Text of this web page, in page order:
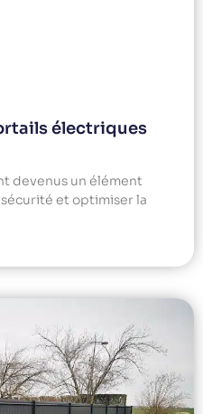
électriques
devenus un élément
et optimiser la